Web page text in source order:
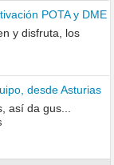
POTA y DME
y disfruta, los
desde Asturias
así da gus...